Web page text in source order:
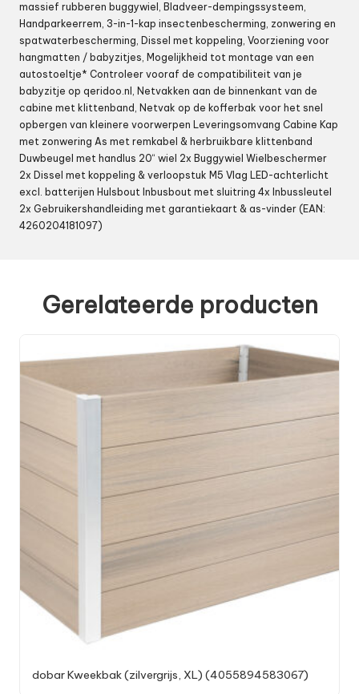
massief rubberen buggywiel, Bladveer-dempingssysteem,
Handparkeerrem, 3-in-1-kap insectenbescherming, zonwering en
spatwaterbescherming, Dissel met koppeling, Voorziening voor
hangmatten / babyzitjes, Mogelijkheid tot montage van een
autostoeltje* Controleer vooraf de compatibiliteit van je
babyzitje op qeridoo.nl, Netvakken aan de binnenkant van de
cabine met klittenband, Netvak op de kofferbak voor het snel
opbergen van kleinere voorwerpen Leveringsomvang Cabine Kap
met zonwering As met remkabel & herbruikbare klittenband
Duwbeugel met handlus 20“ wiel 2x Buggywiel Wielbeschermer
2x Dissel met koppeling & verloopstuk M5 Vlag LED-achterlicht
excl. batterijen Hulsbout Inbusbout met sluitring 4x Inbussleutel
2x Gebruikershandleiding met garantiekaart & as-vinder (EAN:
4260204181097)
Gerelateerde producten
dobar Kweekbak (zilvergrijs, XL) (4055894583067)